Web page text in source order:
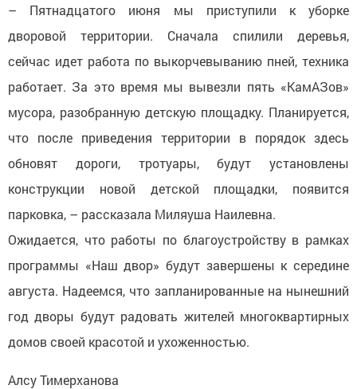
– Пятнадцатого июня мы приступили к уборке
дворовой территории. Сначала спилили деревья,
сейчас идет работа по выкорчевыванию пней, техника
работает. За это время мы вывезли пять «КамАЗов»
мусора, разобранную детскую площадку. Планируется,
что после приведения территории в порядок здесь
обновят дороги, тротуары, будут установлены
конструкции новой детской площадки, появится
парковка, – рассказала Миляуша Наилевна.
Ожидается, что работы по благоустройству в рамках
программы «Наш двор» будут завершены к середине
августа. Надеемся, что запланированные на нынешний
год дворы будут радовать жителей многоквартирных
домов своей красотой и ухоженностью.
Алсу Тимерханова